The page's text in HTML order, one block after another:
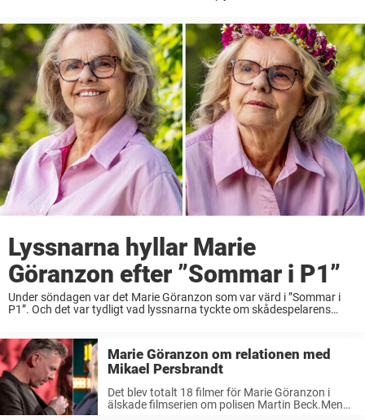
Lyssnarna hyllar Marie
Göranzon efter ”Sommar i P1”
Under söndagen var det Marie Göranzon som var värd i ”Sommar i
P1”. Och det var tydligt vad lyssnarna tyckte om skådespelarens
Marie Göranzon om relationen med
Mikael Persbrandt
Det blev totalt 18 filmer för Marie Göranzon i
älskade filmserien om polisen Martin Beck.Men